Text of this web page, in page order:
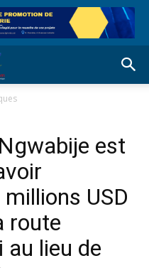
est
USD
route
au lieu de